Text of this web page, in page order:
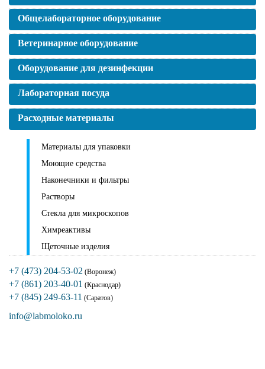
Общелабораторное оборудование
Ветеринарное оборудование
Оборудование для дезинфекции
Лабораторная посуда
Расходные материалы
Материалы для упаковки
Моющие средства
Наконечники и фильтры
Растворы
Стекла для микроскопов
Химреактивы
Щеточные изделия
+7 (473) 204-53-02 (Воронеж)
+7 (861) 203-40-01 (Краснодар)
+7 (845) 249-63-11 (Саратов)
info@labmoloko.ru